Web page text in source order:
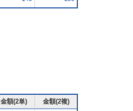
金額(2単)
金額(2複)